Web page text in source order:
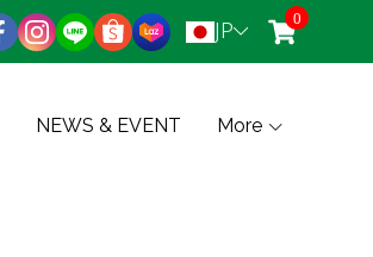
JP 0
NEWS & EVENT More